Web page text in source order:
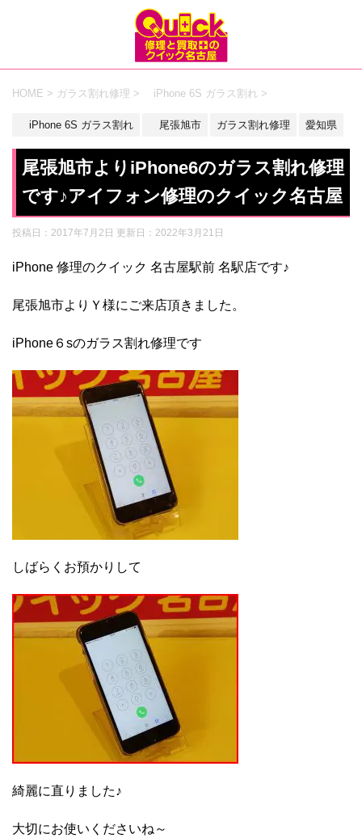
HOME > ガラス割れ修理 > iPhone 6S ガラス割れ >
iPhone 6S ガラス割れ 尾張旭市 ガラス割れ修理 愛知県
尾張旭市よりiPhone6のガラス割れ修理
です♪アイフォン修理のクイック名古屋
投稿日：2017年7月2日 更新日： 2022年3月21日
iPhone 修理のクイック 名古屋駅前 名駅店です♪
尾張旭市よりＹ様にご来店頂きました。
iPhone６sのガラス割れ修理です
しばらくお預かりして
綺麗に直りました♪
大切にお使いくださいね～